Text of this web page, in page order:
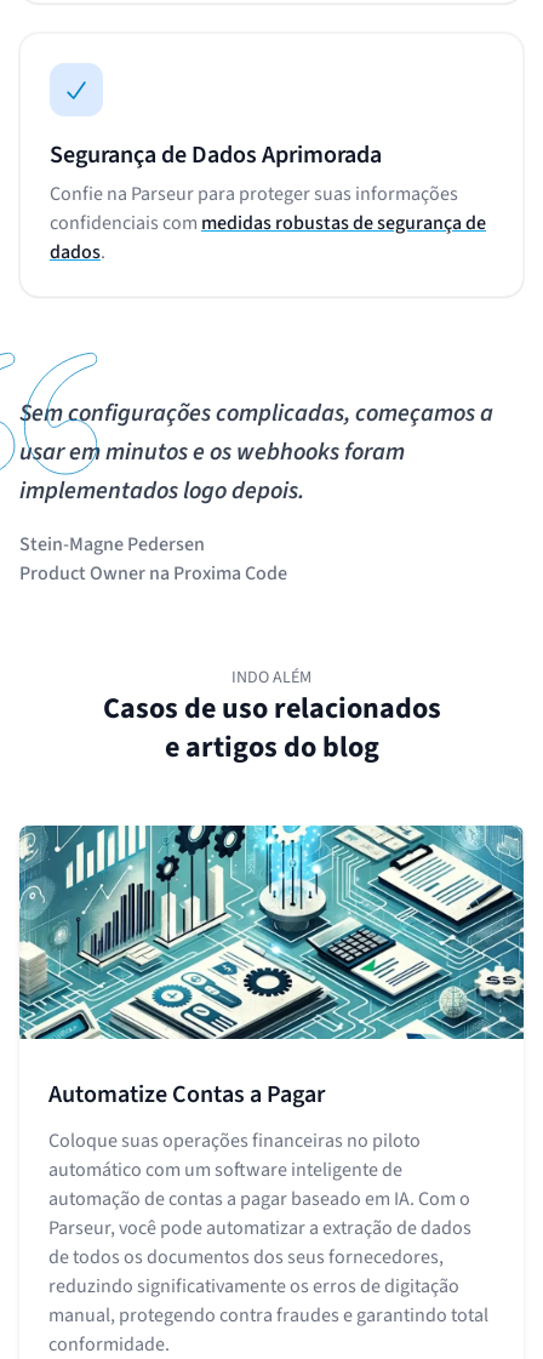
Segurança de Dados Aprimorada
Confie na Parseur para proteger suas informações
confidenciais com medidas robustas de segurança de
dados.
Sem configurações complicadas, começamos a
usar em minutos e os webhooks foram
implementados logo depois.
Stein-Magne Pedersen
Product Owner na Proxima Code
INDO ALÉM
Casos de uso relacionados
e artigos do blog
Automatize Contas a Pagar
Coloque suas operações financeiras no piloto
automático com um software inteligente de
automação de contas a pagar baseado em IA. Com o
Parseur, você pode automatizar a extração de dados
de todos os documentos dos seus fornecedores,
reduzindo significativamente os erros de digitação
manual, protegendo contra fraudes e garantindo total
conformidade.